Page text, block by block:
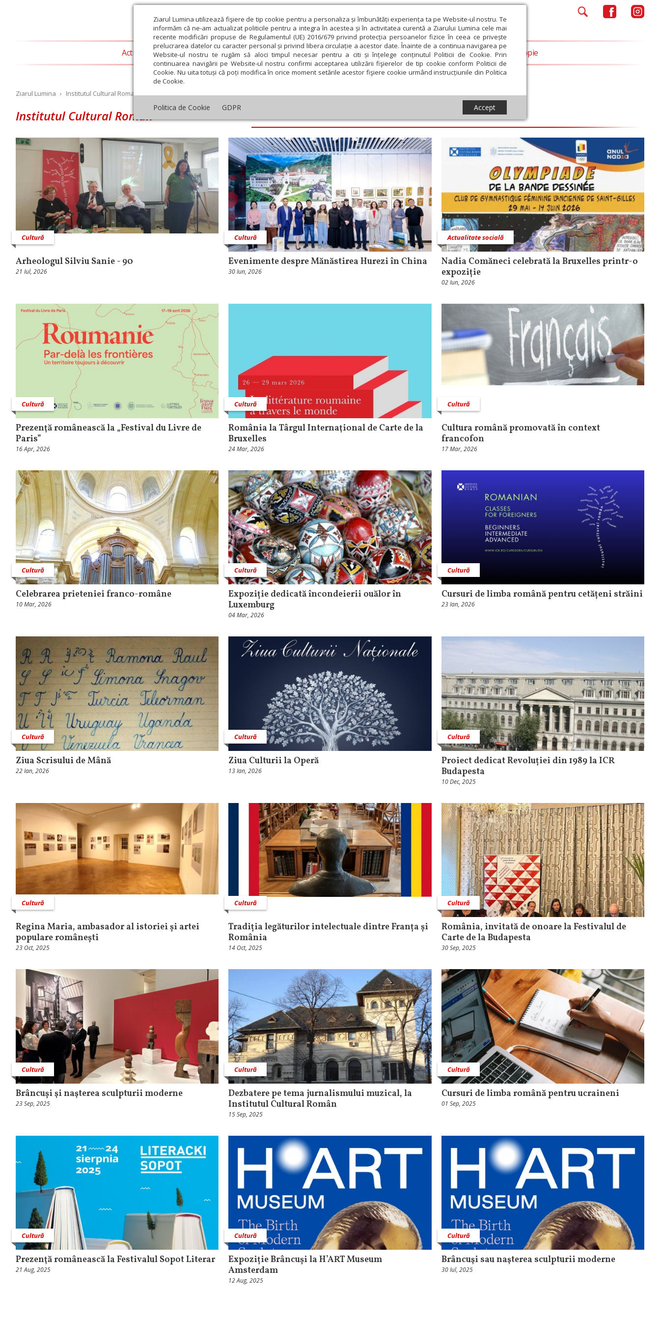
Ziarul Lumina utilizează fişiere de tip cookie pentru a personaliza și îmbunătăți experiența ta pe Website-ul nostru. Te
informăm că ne-am actualizat politicile pentru a integra în acestea și în activitatea curentă a Ziarului Lumina cele mai
recente modificări propuse de Regulamentul (UE) 2016/679 privind protecția persoanelor fizice în ceea ce privește
prelucrarea datelor cu caracter personal și privind libera circulație a acestor date. Înainte de a continua navigarea pe
Website-ul nostru te rugăm să aloci timpul necesar pentru a citi și înțelege conținutul Politicii de Cookie. Prin
continuarea navigării pe Website-ul nostru confirmi acceptarea utilizării fişierelor de tip cookie conform Politicii de
Cookie. Nu uita totuși că poți modifica în orice moment setările acestor fişiere cookie urmând instrucțiunile din Politica
de Cookie.
Politica de Cookie GDPR Accept
Actualitate religioasă Teologie și spiritualitate Educaţie și Cultură Societate Opinii Filantropie
Ziarul Lumina › Institutul Cultural Roman
Institutul Cultural Roman
Cultură
Arheologul Silviu Sanie - 90
21 Iul, 2026
Cultură
Evenimente despre Mănăstirea Hurezi în China
30 Iun, 2026
Actualitate socială
Nadia Comăneci celebrată la Bruxelles printr-o
expoziție
02 Iun, 2026
Cultură
Prezenţă românească la „Festival du Livre de
Paris”
16 Apr, 2026
Cultură
România la Târgul Internaţional de Carte de la
Bruxelles
24 Mar, 2026
Cultură
Cultura română promovată în context
francofon
17 Mar, 2026
Cultură
Celebrarea prieteniei franco-române
10 Mar, 2026
Cultură
Expoziție dedicată încondeierii ouălor în
Luxemburg
04 Mar, 2026
Cultură
Cursuri de limba română pentru cetățeni străini
23 Ian, 2026
Cultură
Ziua Scrisului de Mână
22 Ian, 2026
Cultură
Ziua Culturii la Operă
13 Ian, 2026
Cultură
Proiect dedicat Revoluției din 1989 la ICR
Budapesta
10 Dec, 2025
Cultură
Regina Maria, ambasador al istoriei și artei
populare românești
23 Oct, 2025
Cultură
Tradiția legăturilor intelectuale dintre Franța și
România
14 Oct, 2025
Cultură
România, invitată de onoare la Festivalul de
Carte de la Budapesta
30 Sep, 2025
Cultură
Brâncuși şi naşterea sculpturii moderne
23 Sep, 2025
Cultură
Dezbatere pe tema jurnalismului muzical, la
Institutul Cultural Român
15 Sep, 2025
Cultură
Cursuri de limba română pentru ucraineni
01 Sep, 2025
Cultură
Prezenţă românească la Festivalul Sopot Literar
21 Aug, 2025
Cultură
Expoziție Brâncuși la H’ART Museum
Amsterdam
12 Aug, 2025
Cultură
Brâncuşi sau naşterea sculpturii moderne
30 Iul, 2025